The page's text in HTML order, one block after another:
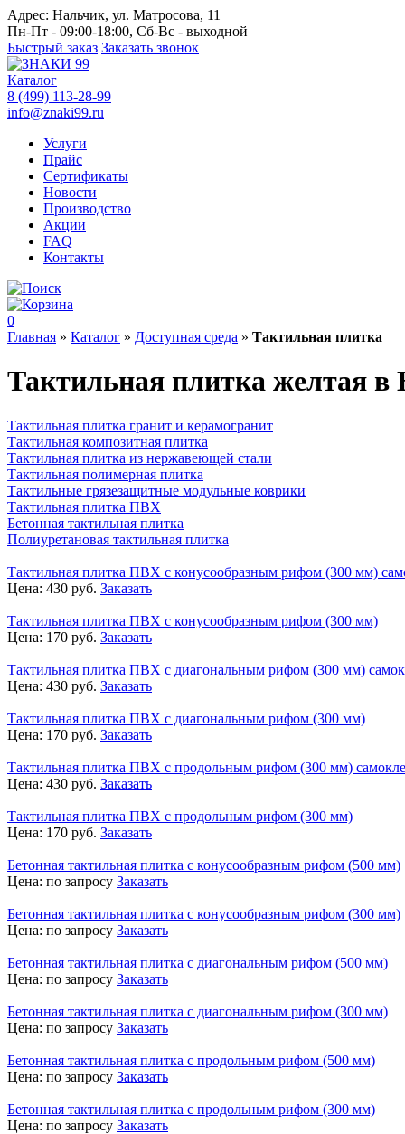
Адрес: Нальчик, ул. Матросова, 11
Пн-Пт - 09:00-18:00, Сб-Вс - выходной
Быстрый заказ Заказать звонок
Каталог
8 (499) 113-28-99
info@znaki99.ru
Услуги
Прайс
Сертификаты
Новости
Производство
Акции
FAQ
Контакты
0
Главная » Каталог » Доступная среда » Тактильная плитка
Тактильная плитка желтая в
Тактильная плитка гранит и керамогранит
Тактильная композитная плитка
Тактильная плитка из нержавеющей стали
Тактильная полимерная плитка
Тактильные грязезащитные модульные коврики
Тактильная плитка ПВХ
Бетонная тактильная плитка
Полиуретановая тактильная плитка
Тактильная плитка ПВХ с конусообразным рифом (300 мм)
Цена: 430 руб. Заказать
Тактильная плитка ПВХ с конусообразным рифом (300 мм)
Цена: 170 руб. Заказать
Тактильная плитка ПВХ с диагональным рифом (300 мм)
Цена: 430 руб. Заказать
Тактильная плитка ПВХ с диагональным рифом (300 мм)
Цена: 170 руб. Заказать
Тактильная плитка ПВХ с продольным рифом (300 мм)
Цена: 430 руб. Заказать
Тактильная плитка ПВХ с продольным рифом (300 мм)
Цена: 170 руб. Заказать
Бетонная тактильная плитка с конусообразным рифом (500 мм)
Цена: по запросу Заказать
Бетонная тактильная плитка с конусообразным рифом (300 мм)
Цена: по запросу Заказать
Бетонная тактильная плитка с диагональным рифом (500 мм)
Цена: по запросу Заказать
Бетонная тактильная плитка с диагональным рифом (300 мм)
Цена: по запросу Заказать
Бетонная тактильная плитка с продольным рифом (500 мм)
Цена: по запросу Заказать
Бетонная тактильная плитка с продольным рифом (300 мм)
Цена: по запросу Заказать